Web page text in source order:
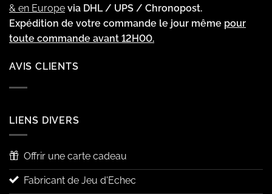
& en Europe via DHL / UPS / Chronopost.
Expédition de votre commande le jour même pour
toute commande avant 12H00.
AVIS CLIENTS
LIENS DIVERS
Offrir une carte cadeau
Fabricant de Jeu d'Echec